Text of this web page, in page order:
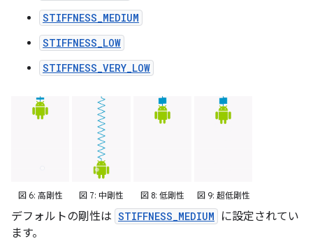
STIFFNESS_MEDIUM
STIFFNESS_LOW
STIFFNESS_VERY_LOW
図 6: 高剛性 図 7: 中剛性 図 8: 低剛性 図 9: 超低剛性
デフォルトの剛性は STIFFNESS_MEDIUM
に設定されてい
ます。